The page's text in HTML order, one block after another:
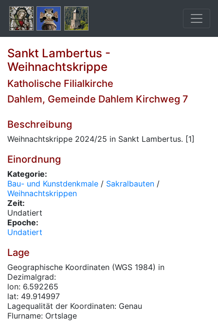
Sankt Lambertus -
Weihnachtskrippe
Katholische Filialkirche
Dahlem, Gemeinde Dahlem Kirchweg 7
Beschreibung
Weihnachtskrippe 2024/25 in Sankt Lambertus. [1]
Einordnung
Kategorie:
Bau- und Kunstdenkmale / Sakralbauten /
Weihnachtskrippen
Zeit:
Undatiert
Epoche:
Undatiert
Lage
Geographische Koordinaten (WGS 1984) in
Dezimalgrad:
lon: 6.592265
lat: 49.914997
Lagequalität der Koordinaten: Genau
Flurname: Ortslage